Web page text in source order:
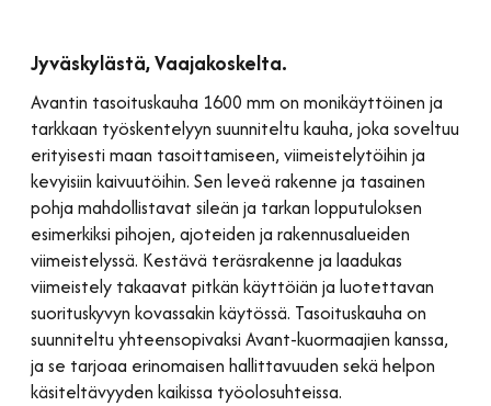
Jyväskylästä, Vaajakoskelta.
Avantin tasoituskauha 1600 mm on monikäyttöinen ja
tarkkaan työskentelyyn suunniteltu kauha, joka soveltuu
erityisesti maan tasoittamiseen, viimeistelytöihin ja
kevyisiin kaivuutöihin. Sen leveä rakenne ja tasainen
pohja mahdollistavat sileän ja tarkan lopputuloksen
esimerkiksi pihojen, ajoteiden ja rakennusalueiden
viimeistelyssä. Kestävä teräsrakenne ja laadukas
viimeistely takaavat pitkän käyttöiän ja luotettavan
suorituskyvyn kovassakin käytössä. Tasoituskauha on
suunniteltu yhteensopivaksi Avant-kuormaajien kanssa,
ja se tarjoaa erinomaisen hallittavuuden sekä helpon
käsiteltävyyden kaikissa työolosuhteissa.